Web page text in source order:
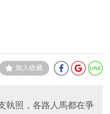
加入收藏
執照，各路人馬都在爭